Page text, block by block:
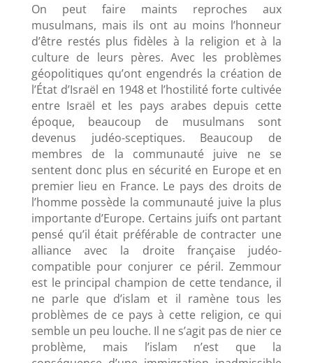
On peut faire maints reproches aux
musulmans, mais ils ont au moins l’honneur
d’être restés plus fidèles à la religion et à la
culture de leurs pères. Avec les problèmes
géopolitiques qu’ont engendrés la création de
l’État d’Israël en 1948 et l’hostilité forte cultivée
entre Israël et les pays arabes depuis cette
époque, beaucoup de musulmans sont
devenus judéo-sceptiques. Beaucoup de
membres de la communauté juive ne se
sentent donc plus en sécurité en Europe et en
premier lieu en France. Le pays des droits de
l’homme possède la communauté juive la plus
importante d’Europe. Certains juifs ont partant
pensé qu’il était préférable de contracter une
alliance avec la droite française judéo-
compatible pour conjurer ce péril. Zemmour
est le principal champion de cette tendance, il
ne parle que d’islam et il ramène tous les
problèmes de ce pays à cette religion, ce qui
semble un peu louche. Il ne s’agit pas de nier ce
problème, mais l’islam n’est que la